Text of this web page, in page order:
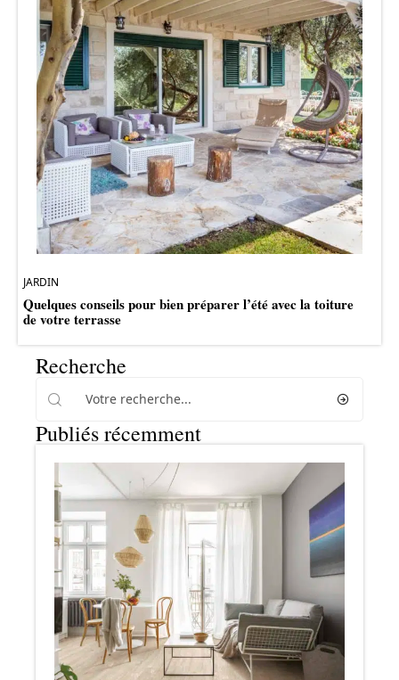
JARDIN
Quelques conseils pour bien préparer l’été avec la toiture
de votre terrasse
Recherche
Publiés récemment